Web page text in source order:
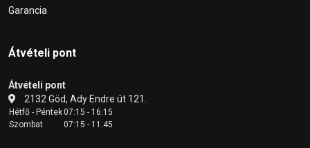
Garancia
Átvételi pont
Átvételi pont
2132 Göd, Ady Endre út 121.
Hétfő - Péntek07:15 - 16:15
Szombat
07:15 - 11:45